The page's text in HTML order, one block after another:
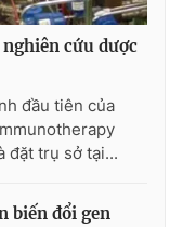
cứu dược
đầu tiên của
đặt trụ sở tại...
biến đổi gen